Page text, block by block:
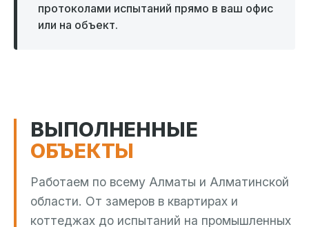
протоколами испытаний прямо в ваш офис
или на объект.
ВЫПОЛНЕННЫЕ
ОБЪЕКТЫ
Работаем по всему Алматы и Алматинской
области. От замеров в квартирах и
коттеджах до испытаний на промышленных